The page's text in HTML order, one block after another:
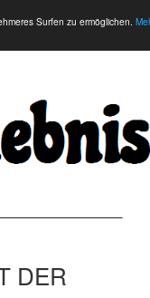
Surfen zu ermöglichen.
DER